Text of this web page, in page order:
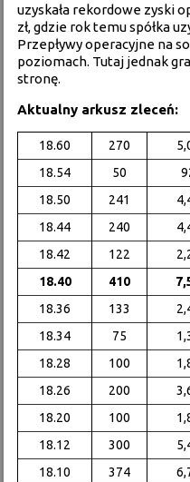
uzyskała rekordowe zyski
zł, gdzie rok temu spółka
Przepływy operacyjne na
poziomach. Tutaj jednak
stronę.
Aktualny arkusz zleceń:
18.60 270
18.54
50
18.50
241
18.44
240
18.42
122
18.40
410
18.36
133
18.34
75
18.28
100
18.26
200
18.20
100
18.12
300
18.10
374